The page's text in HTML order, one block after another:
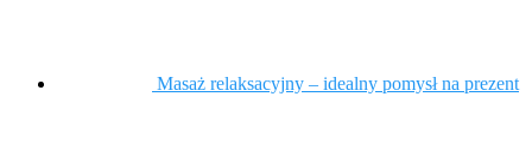
Masaż relaksacyjny – idealny pomysł na prezent